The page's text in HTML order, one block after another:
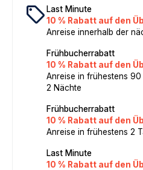
local_offer Last Minute
10 % Rabatt auf den
Anreise innerhalb der
Frühbucherrabatt
10 % Rabatt auf den
Anreise in frühestens
2 Nächte
Frühbucherrabatt
10 % Rabatt auf den
Anreise in frühestens 2
Last Minute
10 % Rabatt auf den